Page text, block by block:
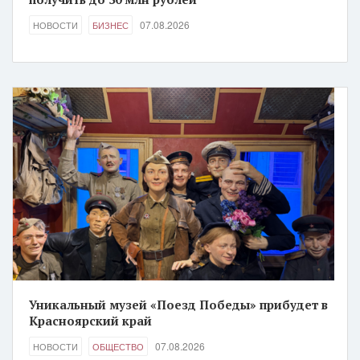
НОВОСТИ БИЗНЕС 07.08.2026
Уникальный музей «Поезд Победы» прибудет в
Красноярский край
НОВОСТИ ОБЩЕСТВО 07.08.2026